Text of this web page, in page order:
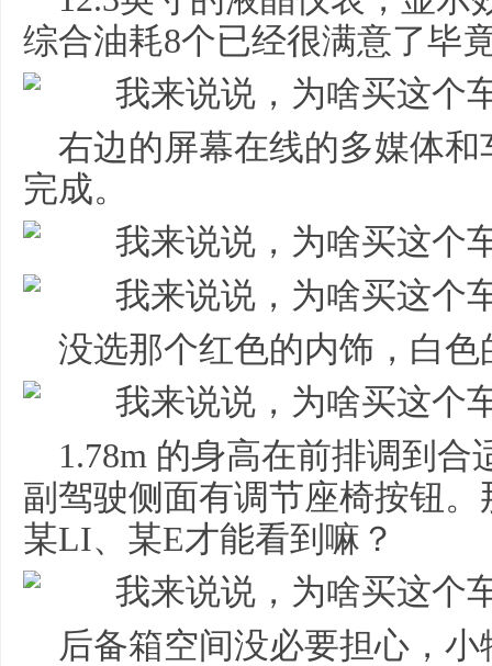
综合油耗8个已经很满意了毕
右边的屏幕在线的多媒体
完成。
没选那个红色的内饰，白
1.78m 的身高在前排调到
副驾驶侧面有调节座椅按钮
某LI、某E才能看到嘛？
后备箱空间没必要担心，